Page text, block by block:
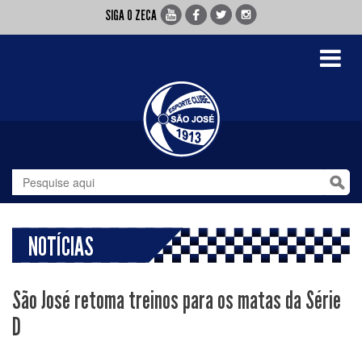
SIGA O ZECA
Toggle
NOTÍCIAS
São José retoma treinos para os matas da Série
D